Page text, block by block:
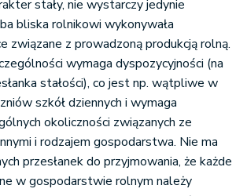
stały, nie wystarczy jedynie
bliska rolnikowi wykonywała
związane z prowadzoną produkcją rolną.
wymaga dyspozycyjności (na
stałości), co jest np. wątpliwe w
szkół dziennych i wymaga
okoliczności związanych ze
i rodzajem gospodarstwa. Nie ma
przesłanek do przyjmowania, że każde
w gospodarstwie rolnym należy